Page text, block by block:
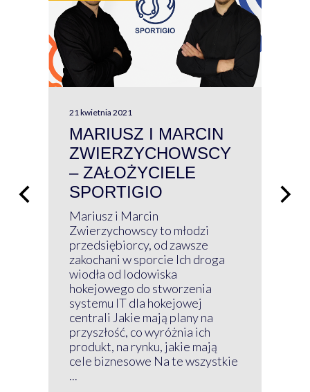
21 kwietnia 2021
MARIUSZ I MARCIN
ZWIERZYCHOWSCY
– ZAŁOŻYCIELE
SPORTIGIO
Mariusz i Marcin
Zwierzychowscy to młodzi
przedsiębiorcy, od zawsze
zakochani w sporcie Ich droga
wiodła od lodowiska
hokejowego do stworzenia
systemu IT dla hokejowej
centrali Jakie mają plany na
przyszłość, co wyróżnia ich
produkt, na rynku, jakie mają
cele biznesowe Na te wszystkie
...